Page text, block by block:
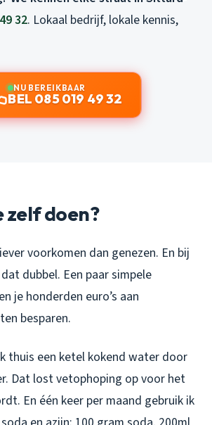
32. Lokaal bedrijf, lokale kennis,
NU BEREIKBAAR
BEL 085 019 49 32
zelf doen?
voorkomen dan genezen. En bij
dubbel. Een paar simpele
je honderden euro’s aan
besparen.
thuis een ketel kokend water door
Dat lost vetophoping op voor het
En één keer per maand gebruik ik